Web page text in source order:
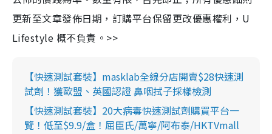
更新至文章發佈日期，訂購平台保留更改優惠權利，U
Lifestyle 概不負責。>>
【快速測試套裝】masklab全線分店開賣$28快速測
試劑！獲歐盟、英國認證 鼻咽拭子採樣檢測
【快速測試套裝】20大病毒快速測試劑購買平台一
覽！低至$9.9/盒！屈臣氏/萬寧/阿布泰/HKTVmall